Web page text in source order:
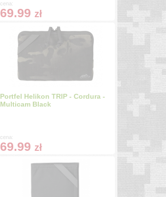
cena:
69.99 zł
Portfel Helikon TRIP - Cordura -
Multicam Black
cena:
69.99 zł